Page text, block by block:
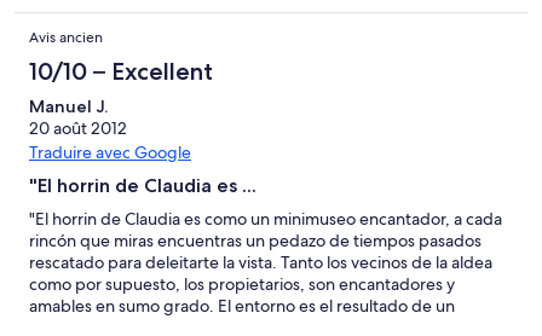
Picos National Park just a little further. If you enjoy this relaxing
type of location, you don''t worry if it takes a short while to get
anywhere!"
Avis ancien
10/10 – Excellent
Manuel J.
20 août 2012
Traduire avec Google
"El horrin de Claudia es ...
"El horrin de Claudia es como un minimuseo encantador, a cada
rincón que miras encuentras un pedazo de tiempos pasados
rescatado para deleitarte la vista. Tanto los vecinos de la aldea
como por supuesto, los propietarios, son encantadores y
amables en sumo grado. El entorno es el resultado de un